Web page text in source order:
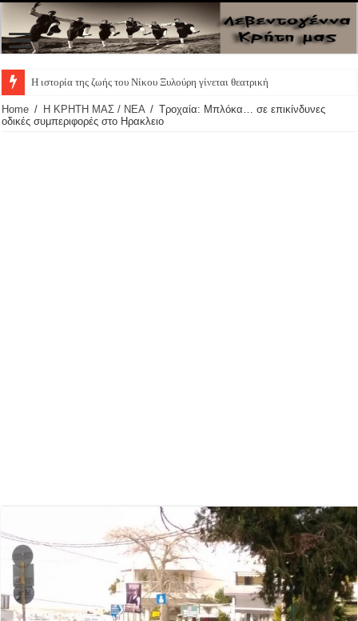
Η ιστορία της ζωής του Νίκου Ξυλούρη γίνεται θεατρική παράσ
Home / Η ΚΡΗΤΗ ΜΑΣ / ΝΕΑ / Τροχαία: Μπλόκα… σε επικίνδυνες
οδικές συμπεριφορές στο Ηρακλειο